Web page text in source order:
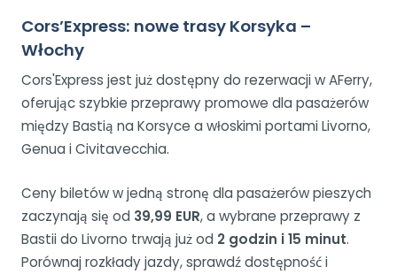
Cors’Express: nowe trasy Korsyka –
Włochy
Cors'Express jest już dostępny do rezerwacji w AFerry,
oferując szybkie przeprawy promowe dla pasażerów
między Bastią na Korsyce a włoskimi portami Livorno,
Genua i Civitavecchia.
Ceny biletów w jedną stronę dla pasażerów pieszych
zaczynają się od 39,99 EUR, a wybrane przeprawy z
Bastii do Livorno trwają już od 2 godzin i 15 minut.
Porównaj rozkłady jazdy, sprawdź dostępność i